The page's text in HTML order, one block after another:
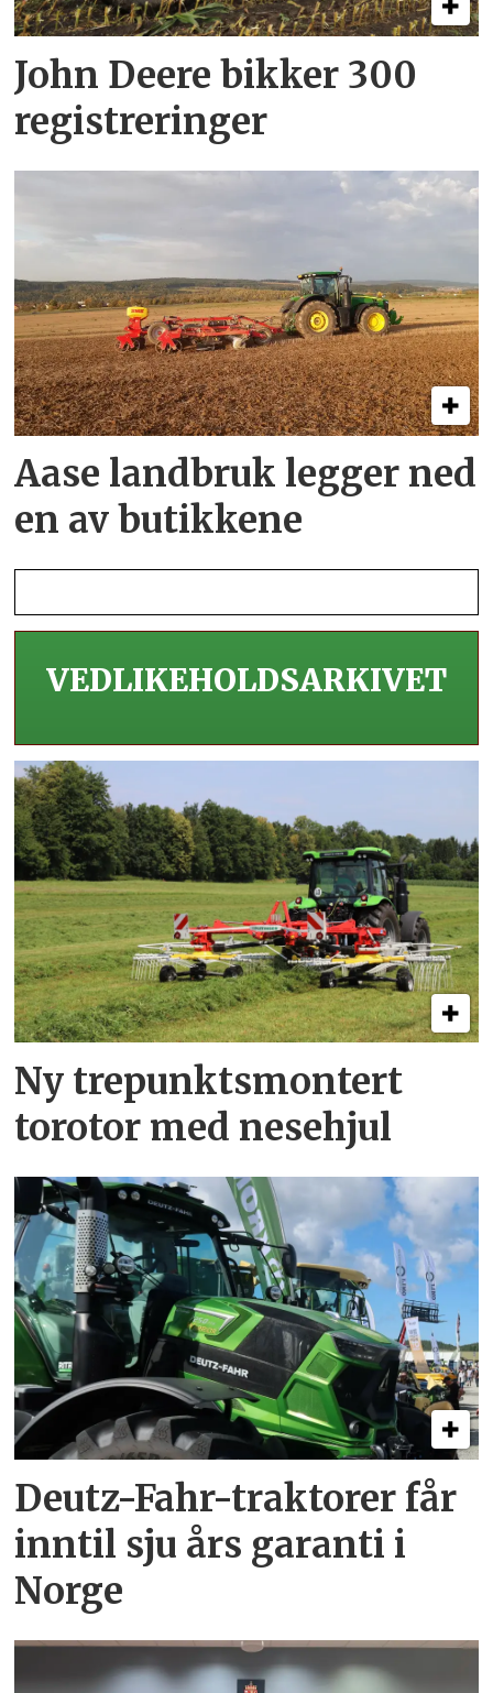
John Deere bikker 300
registreringer
Aase landbruk legger ned
en av butikkene
VEDLIKEHOLDS­ARKIVET
Ny trepunkts­montert
torotor med nesehjul
Deutz-Fahr-traktorer får
inntil sju års garanti i
Norge